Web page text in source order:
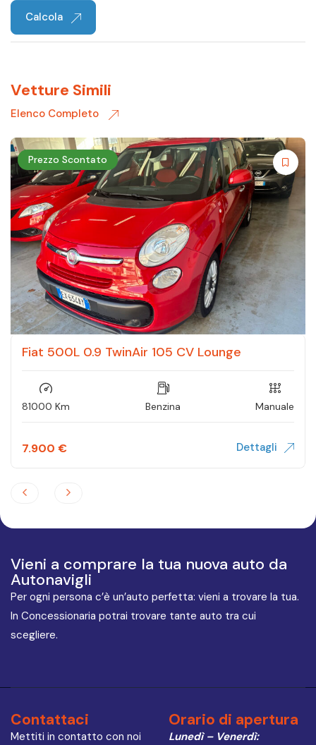
Calcola
Vetture Simili
Elenco Completo
Prezzo Scontato
Fiat 500L 0.9 TwinAir 105 CV Lounge
81000 Km Benzina Manuale
7.900 € Dettagli
Vieni a comprare la tua nuova auto da
Autonavigli
Per ogni persona c’è un’auto perfetta: vieni a trovare la tua.
In Concessionaria potrai trovare tante auto tra cui
scegliere.
Contattaci
Mettiti in contatto con noi
Orario di apertura
Lunedì – Venerdì: